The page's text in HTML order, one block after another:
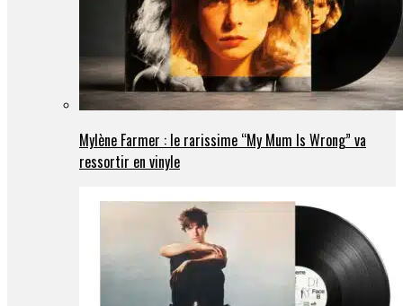
Mylène Farmer : le rarissime “My Mum Is Wrong” va
ressortir en vinyle